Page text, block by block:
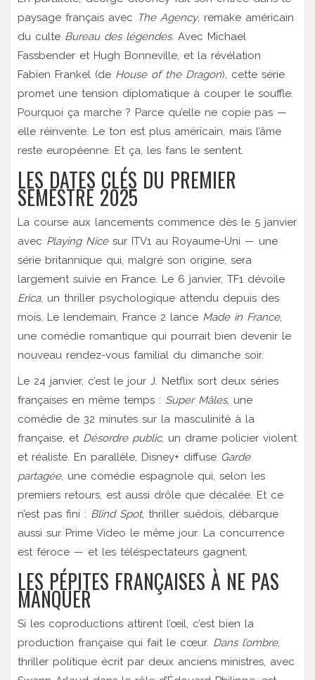
paysage français avec The Agency, remake américain
du culte Bureau des légendes. Avec Michael
Fassbender et Hugh Bonneville, et la révélation
Fabien Frankel (de House of the Dragon), cette série
promet une tension diplomatique à couper le souffle.
Pourquoi ça marche ? Parce qu’elle ne copie pas —
elle réinvente. Le ton est plus américain, mais l’âme
reste européenne. Et ça, les fans le sentent.
LES DATES CLÉS DU PREMIER
SEMESTRE 2025
La course aux lancements commence dès le 5 janvier
avec Playing Nicesur ITV1 au Royaume-Uni — une
série britannique qui, malgré son origine, sera
largement suivie en France. Le 6 janvier, TF1 dévoile
Erica, un thriller psychologique attendu depuis des
mois. Le lendemain, France 2 lance Made in France,
une comédie romantique qui pourrait bien devenir le
nouveau rendez-vous familial du dimanche soir.
Le 24 janvier, c’est le jour J. Netflix sort deux séries
françaises en même temps : Super Mâles, une
comédie de 32 minutes sur la masculinité à la
française, et Désordre public, un drame policier violent
et réaliste. En parallèle, Disney+ diffuse Garde
partagée, une comédie espagnole qui, selon les
premiers retours, est aussi drôle que décalée. Et ce
n’est pas fini : Blind Spot, thriller suédois, débarque
aussi sur Prime Video le même jour. La concurrence
est féroce — et les téléspectateurs gagnent.
LES PÉPITES FRANÇAISES À NE PAS
MANQUER
Si les coproductions attirent l’œil, c’est bien la
production française qui fait le cœur. Dans l’ombre,
thriller politique écrit par deux anciens ministres, avec